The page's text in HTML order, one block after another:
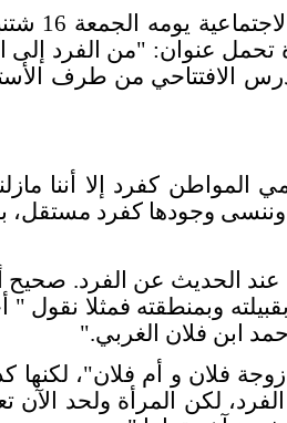
عنوان: "من الفرد إلى
الافتتاحي من طرف
كفرد إلا أننا
وننسى وجودها كفرد
الحديث عن الفرد. صحيح
وبمنطقته فمثلا نقول "
ابن فلان الغربي".
فلان و أم فلان"، لكنها
لكن المرأة ولحد الآن